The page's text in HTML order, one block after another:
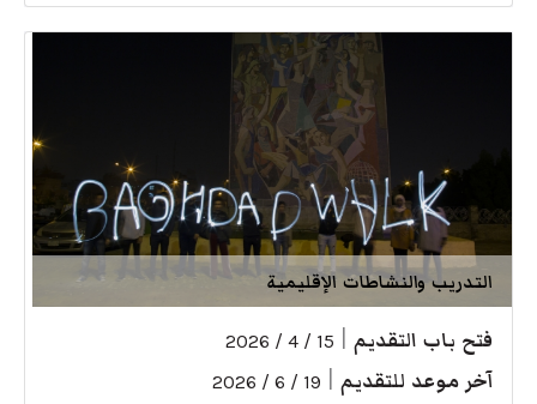
التدريب والنشاطات الإقليمية
فتح باب التقديم 15 / 4 / 2026
آخر موعد للتقديم 19 / 6 / 2026